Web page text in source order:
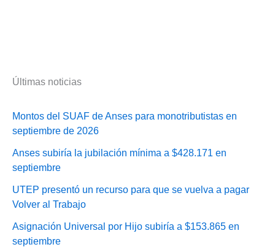
Últimas noticias
Montos del SUAF de Anses para monotributistas en
septiembre de 2026
Anses subiría la jubilación mínima a $428.171 en
septiembre
UTEP presentó un recurso para que se vuelva a pagar
Volver al Trabajo
Asignación Universal por Hijo subiría a $153.865 en
septiembre